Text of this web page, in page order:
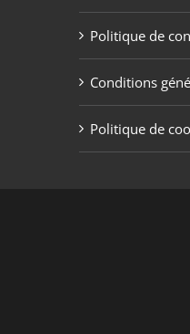
Politique de
Conditions
Politique de